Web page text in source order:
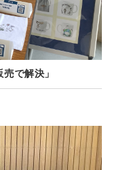
で解決」